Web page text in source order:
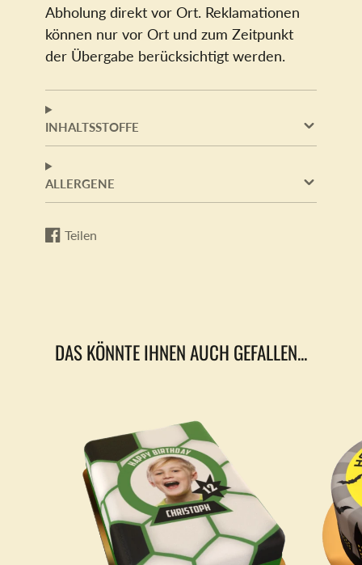
Abholung direkt vor Ort. Reklamationen
können nur vor Ort und zum Zeitpunkt
der Übergabe berücksichtigt werden.
INHALTSSTOFFE
ALLERGENE
Teilen
Auf
Wird
DAS KÖNNTE IHNEN AUCH GEFALLEN...